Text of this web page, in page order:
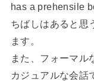
has a prehensile
ちばしはあると思
ます。
また、フォーマル
カジュアルな会話